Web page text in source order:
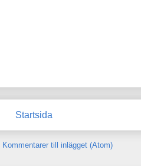
Startsida
Kommentarer till inlägget (Atom)